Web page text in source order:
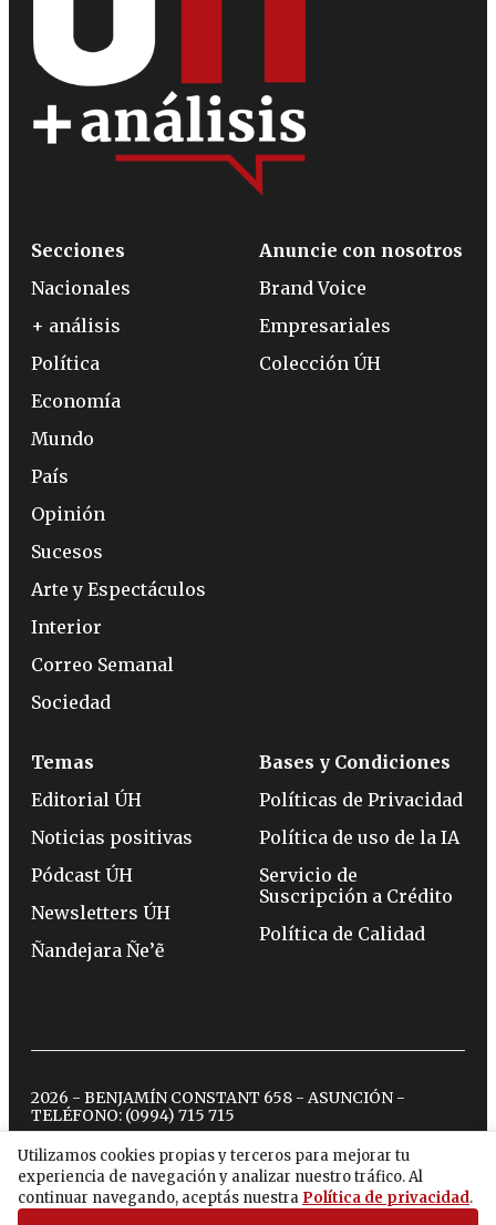
Utilizamos cookies propias y terceros para mejorar tu
experiencia de navegación y analizar nuestro tráfico. Al
continuar navegando, aceptás nuestra Política de privacidad.
Secciones
Nacionales
+ análisis
Política
Economía
Mundo
País
Opinión
Sucesos
Arte y Espectáculos
Interior
Correo Semanal
Sociedad
Anuncie con nosotros
Brand Voice
Empresariales
Colección ÚH
Temas
Editorial ÚH
Noticias positivas
Pódcast ÚH
Newsletters ÚH
Ñandejara Ñe’ẽ
Bases y Condiciones
Políticas de Privacidad
Política de uso de la IA
Servicio de
Suscripción a Crédito
Política de Calidad
2026 - BENJAMÍN CONSTANT 658 - ASUNCIÓN -
TELÉFONO: (0994) 715 715
twitterinstagram
facebook
tiktokyoutubespotify